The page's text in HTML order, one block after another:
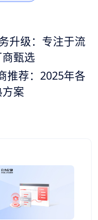
升级：专注于流
甄选
推荐：2025年各
案